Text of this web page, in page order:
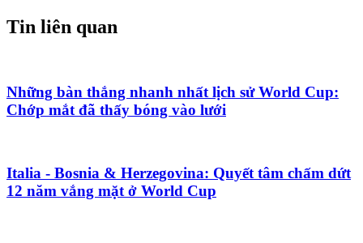
Tin liên quan
Những bàn thắng nhanh nhất lịch sử World Cup:
Chớp mắt đã thấy bóng vào lưới
Italia - Bosnia & Herzegovina: Quyết tâm chấm dứt
12 năm vắng mặt ở World Cup